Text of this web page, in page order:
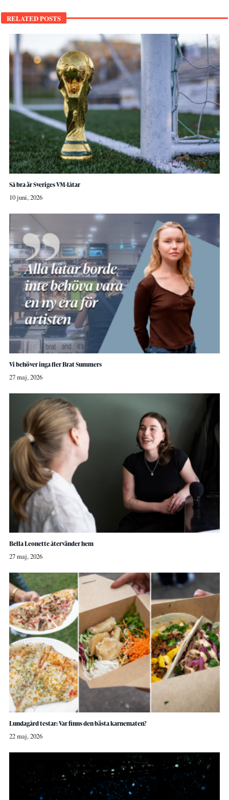
RELATED POSTS
Så bra är Sveriges VM-låtar
10 juni, 2026
Vi behöver inga fler Brat Summers
27 maj, 2026
Bella Leonette återvänder hem
27 maj, 2026
Lundagård testar: Var finns den bästa karnematen?
22 maj, 2026